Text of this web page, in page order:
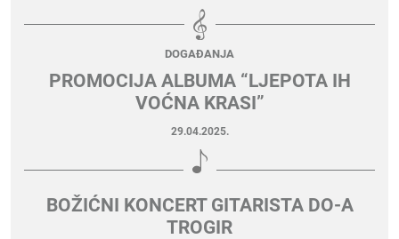
DOGAĐANJA
PROMOCIJA ALBUMA “LJEPOTA IH
VOĆNA KRASI”
29.04.2025.
BOŽIĆNI KONCERT GITARISTA DO-A
TROGIR